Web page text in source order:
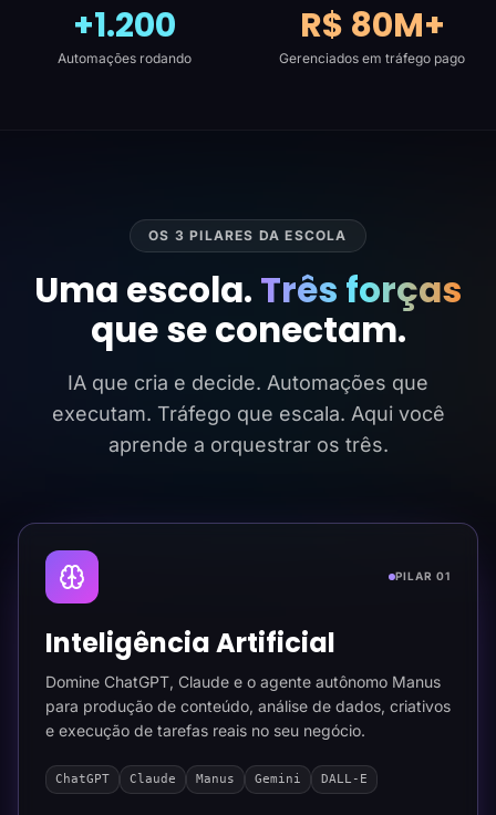
+1.200
Automações rodando
R$ 80M+
Gerenciados em tráfego pago
OS 3 PILARES DA ESCOLA
Uma escola. Três forças
que se conectam.
IA que cria e decide. Automações que
executam. Tráfego que escala. Aqui você
aprende a orquestrar os três.
PILAR 01
Inteligência Artificial
Domine ChatGPT, Claude e o agente autônomo Manus
para produção de conteúdo, análise de dados, criativos
e execução de tarefas reais no seu negócio.
ChatGPT Claude Manus Gemini DALL-E